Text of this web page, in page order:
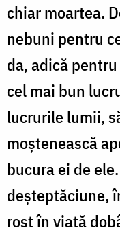
chiar moartea.
nebuni pentru
da, adică
cel mai bun
lucrurile lumii,
moștenească
bucura ei de
deșteptăciune,
rost în viață